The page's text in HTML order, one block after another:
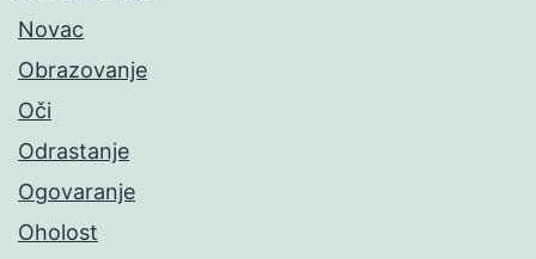
Novac
Obrazovanje
Oči
Odrastanje
Ogovaranje
Oholost